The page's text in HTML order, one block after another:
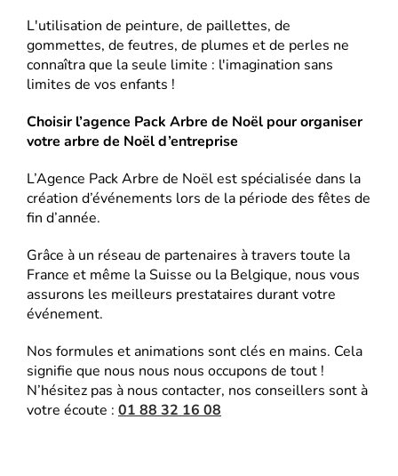
L'utilisation de peinture, de paillettes, de
gommettes, de feutres, de plumes et de perles ne
connaîtra que la seule limite : l'imagination sans
limites de vos enfants !
Choisir l’agence Pack Arbre de Noël pour organiser
votre arbre de Noël d’entreprise
L’Agence Pack Arbre de Noël est spécialisée dans la
création d’événements lors de la période des fêtes de
fin d’année.
Grâce à un réseau de partenaires à travers toute la
France et même la Suisse ou la Belgique, nous vous
assurons les meilleurs prestataires durant votre
événement.
Nos formules et animations sont clés en mains. Cela
signifie que nous nous nous occupons de tout !
N’hésitez pas à nous contacter, nos conseillers sont à
votre écoute : 01 88 32 16 08